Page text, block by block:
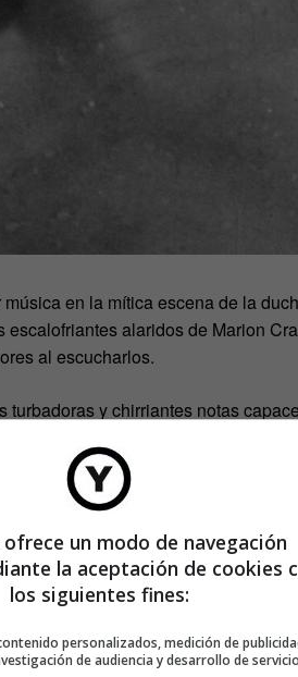
en la mítica escena de la
alaridos de Marion
al escucharlos.
turbadoras y chirriantes notas
no tendría el mismo impacto.
, musicóloga e investigadora de la
confirman el efecto de las bandas
un modo de navegación
la aceptación de cookies
los siguientes fines:
personalizados, medición de
de audiencia y desarrollo de